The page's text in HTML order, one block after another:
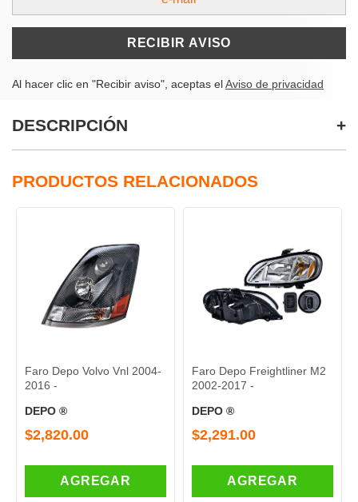
RECIBIR AVISO
Al hacer clic en "Recibir aviso", aceptas elAviso de privacidad
DESCRIPCIÓN
PRODUCTOS RELACIONADOS
Faro Depo Volvo Vnl 2004-
2016 -
DEPO ®
$2,820.00
AGREGAR
Faro Depo Freightliner M2
2002-2017 -
DEPO ®
$2,291.00
AGREGAR